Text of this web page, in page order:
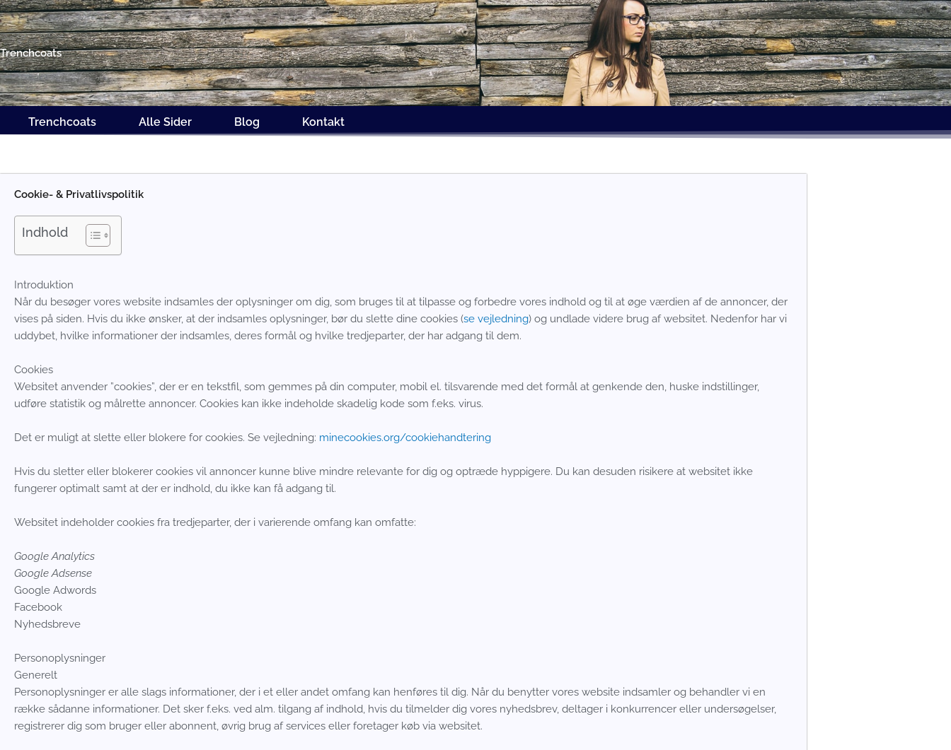
Gå
til
indholdet
Trenchcoats
Trenchcoats Alle Sider Blog Kontakt
Cookie- & Privatlivspolitik
Indhold
Introduktion
Når du besøger vores website indsamles der oplysninger om dig, som bruges til at tilpasse og forbedre vores indhold og til at øge værdien af de annoncer, der
vises på siden. Hvis du ikke ønsker, at der indsamles oplysninger, bør du slette dine cookies (se vejledning) og undlade videre brug af websitet. Nedenfor har vi
uddybet, hvilke informationer der indsamles, deres formål og hvilke tredjeparter, der har adgang til dem.
Cookies
Websitet anvender ”cookies”, der er en tekstfil, som gemmes på din computer, mobil el. tilsvarende med det formål at genkende den, huske indstillinger,
udføre statistik og målrette annoncer. Cookies kan ikke indeholde skadelig kode som f.eks. virus.
Det er muligt at slette eller blokere for cookies. Se vejledning: minecookies.org/cookiehandtering
Hvis du sletter eller blokerer cookies vil annoncer kunne blive mindre relevante for dig og optræde hyppigere. Du kan desuden risikere at websitet ikke
fungerer optimalt samt at der er indhold, du ikke kan få adgang til.
Websitet indeholder cookies fra tredjeparter, der i varierende omfang kan omfatte:
Google Analytics
Google Adsense
Google Adwords
Facebook
Nyhedsbreve
Personoplysninger
Generelt
Personoplysninger er alle slags informationer, der i et eller andet omfang kan henføres til dig. Når du benytter vores website indsamler og behandler vi en
række sådanne informationer. Det sker f.eks. ved alm. tilgang af indhold, hvis du tilmelder dig vores nyhedsbrev, deltager i konkurrencer eller undersøgelser,
registrerer dig som bruger eller abonnent, øvrig brug af services eller foretager køb via websitet.